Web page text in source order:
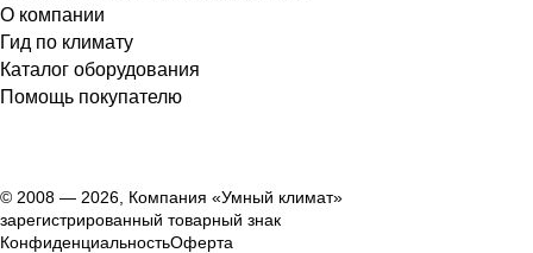
О компании
Гид по климату
Каталог оборудования
Помощь покупателю
© 2008 — 2026, Компания «Умный климат»
зарегистрированный товарный знак
КонфиденциальностьОферта